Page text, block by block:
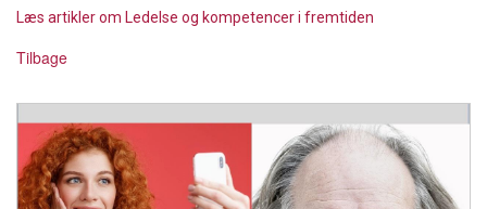
Læs artikler om Ledelse og kompetencer i fremtiden
Tilbage